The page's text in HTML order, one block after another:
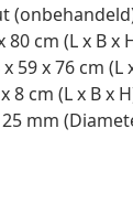
cm (L x B x
59 x 76 cm (L
8 cm (L x B x
mm